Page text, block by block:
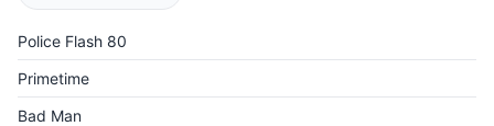
Police Flash 80
Primetime
Bad Man